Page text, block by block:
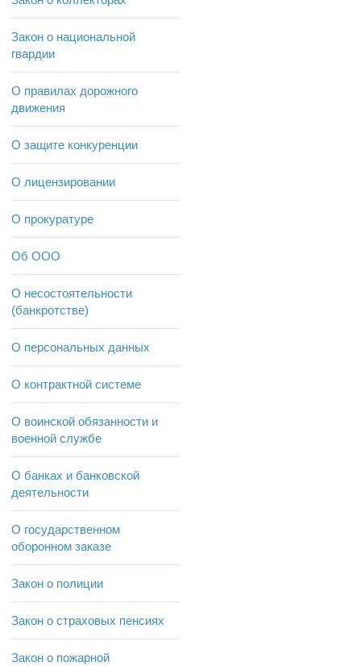
Закон о национальной
гвардии
О правилах дорожного
движения
О защите конкуренции
О лицензировании
О прокуратуре
Об ООО
О несостоятельности
(банкротстве)
О персональных данных
О контрактной системе
О воинской обязанности и
военной службе
О банках и банковской
деятельности
О государственном
оборонном заказе
Закон о полиции
Закон о страховых пенсиях
Закон о пожарной